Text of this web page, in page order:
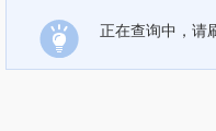
正在查询中，请